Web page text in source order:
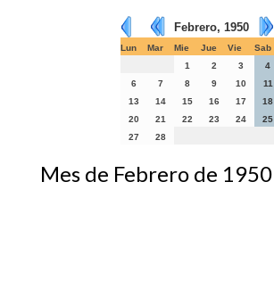
Febrero, 1950
Lun Mar Mie Jue Vie Sab
1
2 3 4
6
7 8 9 10 11
13
14 15 16 17 18
20
21 22 23 24 25
27
28
Mes de Febrero de 1950